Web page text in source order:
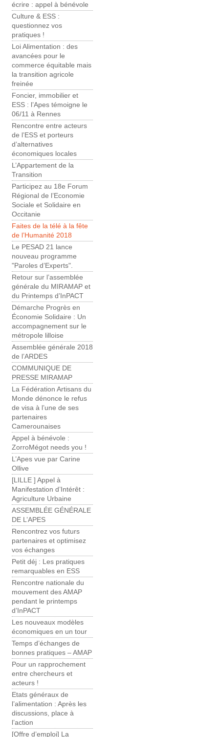
écrire : appel à bénévole
Culture & ESS :
questionnez vos
pratiques !
Loi Alimentation : des
avancées pour le
commerce équitable mais
la transition agricole
freinée
Foncier, immobilier et
ESS : l’Apes témoigne le
06/11 à Rennes
Rencontre entre acteurs
de l’ESS et porteurs
d’alternatives
économiques locales
L’Appartement de la
Transition
Participez au 18e Forum
Régional de l’Economie
Sociale et Solidaire en
Occitanie
Faites de la télé à la fête
de l’Humanité 2018
Le PESAD 21 lance
nouveau programme
"Paroles d’Experts".
Retour sur l’assemblée
générale du MIRAMAP et
du Printemps d’InPACT
Démarche Progrès en
Économie Solidaire : Un
accompagnement sur le
métropole lilloise
Assemblée générale 2018
de l’ARDES
COMMUNIQUE DE
PRESSE MIRAMAP
La Fédération Artisans du
Monde dénonce le refus
de visa à l’une de ses
partenaires
Camerounaises
Appel à bénévole :
ZorroMégot needs you !
L’Apes vue par Carine
Ollive
[LILLE ] Appel à
Manifestation d’Intérêt :
Agriculture Urbaine
ASSEMBLÉE GÉNÉRALE
DE L’APES
Rencontrez vos futurs
partenaires et optimisez
vos échanges
Petit déj : Les pratiques
remarquables en ESS
Rencontre nationale du
mouvement des AMAP
pendant le printemps
d’InPACT
Les nouveaux modèles
économiques en un tour
Temps d’échanges de
bonnes pratiques – AMAP
Pour un rapprochement
entre chercheurs et
acteurs !
Etats généraux de
l’alimentation : Après les
discussions, place à
l’action
[Offre d’emploi] La